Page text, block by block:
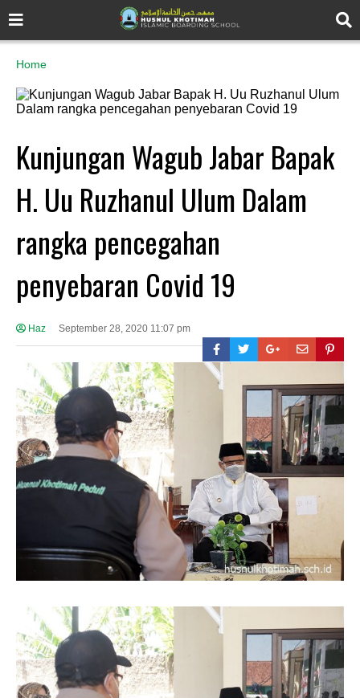
Home
Kunjungan Wagub Jabar Bapak
H. Uu Ruzhanul Ulum Dalam
rangka pencegahan
penyebaran Covid 19
Haz September 28, 2020 11:07 pm